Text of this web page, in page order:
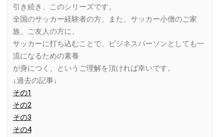
引き続き、このシリーズです。
全国のサッカー経験者の方、また、サッカー小僧のご家
族、ご友人の方に、
サッカーに打ち込むことで、ビジネスパーソンとしても一
流になるための素養
が身につく、というご理解を頂ければ幸いです。
↓過去の記事↓
その1
その2
その3
その4